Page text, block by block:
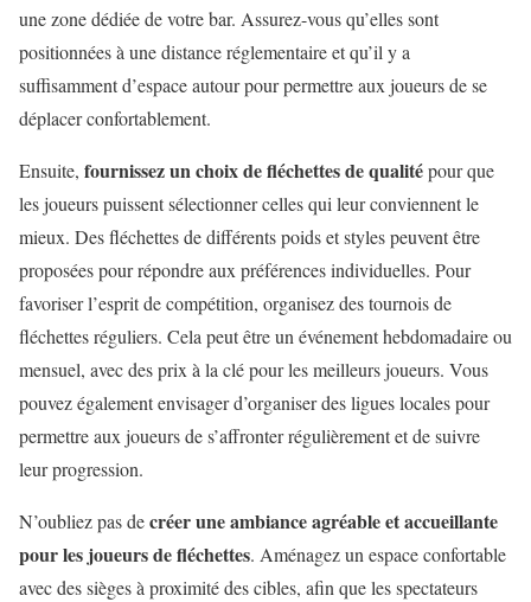
une zone dédiée de votre bar. Assurez-vous qu’elles sont
positionnées à une distance réglementaire et qu’il y a
suffisamment d’espace autour pour permettre aux joueurs de se
déplacer confortablement.
Ensuite, fournissez un choix de fléchettes de qualitépour que
les joueurs puissent sélectionner celles qui leur conviennent le
mieux. Des fléchettes de différents poids et styles peuvent être
proposées pour répondre aux préférences individuelles. Pour
favoriser l’esprit de compétition, organisez des tournois de
fléchettes réguliers. Cela peut être un événement hebdomadaire ou
mensuel, avec des prix à la clé pour les meilleurs joueurs. Vous
pouvez également envisager d’organiser des ligues locales pour
permettre aux joueurs de s’affronter régulièrement et de suivre
leur progression.
N’oubliez pas decréer une ambiance agréable et accueillante
pour les joueurs de fléchettes. Aménagez un espace confortable
avec des sièges à proximité des cibles, afin que les spectateurs